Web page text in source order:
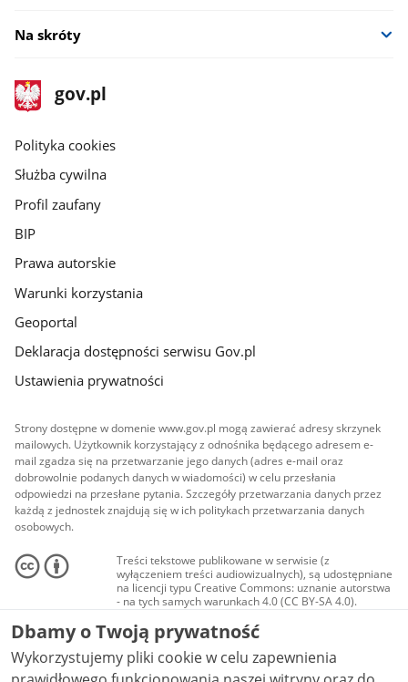
Na skróty
stopka
gov.pl
Strona
gov.pl
gov.pl
Polityka cookies
Służba cywilna
Profil zaufany
BIP
Prawa autorskie
Warunki korzystania
Geoportal
Deklaracja dostępności serwisu Gov.pl
Ustawienia prywatności
Strony dostępne w domenie www.gov.pl mogą zawierać adresy skrzynek
mailowych. Użytkownik korzystający z odnośnika będącego adresem e-
mail zgadza się na przetwarzanie jego danych (adres e-mail oraz
dobrowolnie podanych danych w wiadomości) w celu przesłania
odpowiedzi na przesłane pytania. Szczegóły przetwarzania danych przez
każdą z jednostek znajdują się w ich politykach przetwarzania danych
osobowych.
Treści tekstowe publikowane w serwisie (z
wyłączeniem treści audiowizualnych), są udostępniane
na licencji typu Creative Commons: uznanie autorstwa
- na tych samych warunkach 4.0 (CC BY-SA 4.0).
Materiały audiowizualne, w tym zdjęcia, materiały
audio i wideo, są udostępniane na licencji typu
Creative Commons: uznanie autorstwa użycie
niekomercyjne - bez utworów zależnych 4.0 (CC BY-
NC-ND 4.0), o ile nie jest to stwierdzone inaczej.
Dbamy o Twoją prywatność
Wykorzystujemy pliki cookie w celu zapewnienia